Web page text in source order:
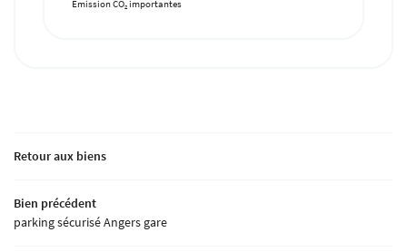
Émission CO2 importantes
Retour aux biens
Bien précédent
parking sécurisé Angers gare